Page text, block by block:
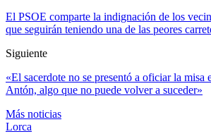
El PSOE comparte la indignación de los
que seguirán teniendo una de las peores
Siguiente
«El sacerdote no se presentó a oficiar la misa
Antón, algo que no puede volver a suceder»
Más noticias
Lorca